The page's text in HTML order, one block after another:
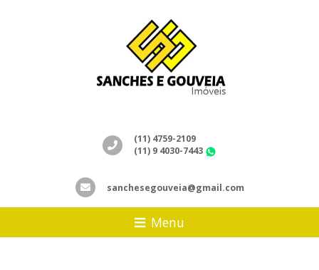
(11) 4759-2109
(11) 9 4030-7443
sanchesegouveia@gmail.com
Menu